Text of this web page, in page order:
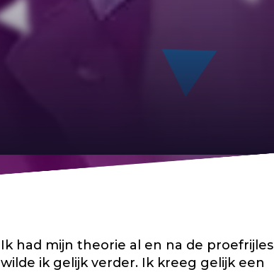
Ik had mijn theorie al en na de proefrijles
wilde ik gelijk verder. Ik kreeg gelijk een